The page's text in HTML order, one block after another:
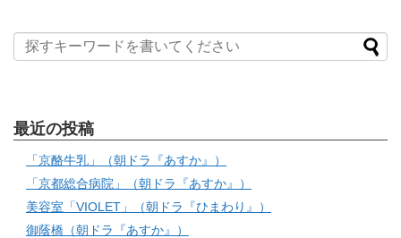
最近の投稿
「京酪牛乳」（朝ドラ『あすか』）
「京都総合病院」（朝ドラ『あすか』）
美容室「VIOLET」（朝ドラ『ひまわり』）
御蔭橋（朝ドラ『あすか』）